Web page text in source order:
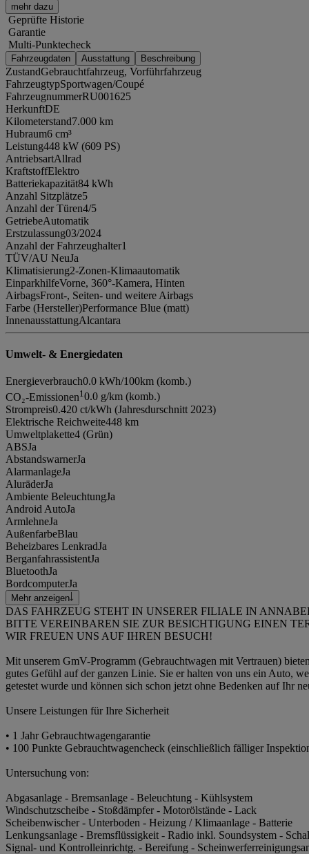
mehr dazu
Geprüfte Historie
Garantie
Multi-Punktecheck
Fahrzeugdaten Ausstattung Beschreibung
ZustandGebrauchtfahrzeug, Vorführfahrzeug
FahrzeugtypSportwagen/Coupé
FahrzeugnummerRU001625
HerkunftDE
Kilometerstand7.000 km
Hubraum6 cm³
Leistung448 kW (609 PS)
AntriebsartAllrad
KraftstoffElektro
Batteriekapazität84 kWh
Anzahl Sitzplätze5
Anzahl der Türen4/5
GetriebeAutomatik
Erstzulassung03/2024
Anzahl der Fahrzeughalter1
TÜV/AU NeuJa
Klimatisierung2-Zonen-Klimaautomatik
EinparkhilfeVorne, 360°-Kamera, Hinten
AirbagsFront-, Seiten- und weitere Airbags
Farbe (Hersteller)Performance Blue (matt)
InnenausstattungAlcantara
Umwelt- & Energiedaten
Energieverbrauch0.0 kWh/100km (komb.)
CO₂-Emissionen1 0.0 g/km (komb.)
Strompreis0.420 ct/kWh (Jahresdurschnitt 2023)
Elektrische Reichweite448 km
Umweltplakette4 (Grün)
ABSJa
AbstandswarnerJa
AlarmanlageJa
AluräderJa
Ambiente BeleuchtungJa
Android AutoJa
ArmlehneJa
AußenfarbeBlau
Beheizbares LenkradJa
BerganfahrassistentJa
BluetoothJa
BordcomputerJa
Mehr anzeigen
DAS FAHRZEUG STEHT IN UNSERER FILIALE IN
BITTE VEREINBAREN SIE ZUR BESICHTIGUNG EINEN
WIR FREUEN UNS AUF IHREN BESUCH!
Mit unserem GmV-Programm (Gebrauchtwagen mit Vertrauen)
gutes Gefühl auf der ganzen Linie. Sie er halten von uns ein Auto,
getestet wurde und können sich schon jetzt ohne Bedenken auf Ihr
Unsere Leistungen für Ihre Sicherheit
• 1 Jahr Gebrauchtwagengarantie
• 100 Punkte Gebrauchtwagencheck (einschließlich fälliger
Untersuchung von:
Abgasanlage - Bremsanlage - Beleuchtung - Kühlsystem
Windschutzscheibe - Stoßdämpfer - Motorölstände - Lack
Scheibenwischer - Unterboden - Heizung / Klimaanlage - Batterie
Lenkungsanlage - Bremsflüssigkeit - Radio inkl. Soundsystem -
Signal- und Kontrolleinrichtg. - Bereifung -